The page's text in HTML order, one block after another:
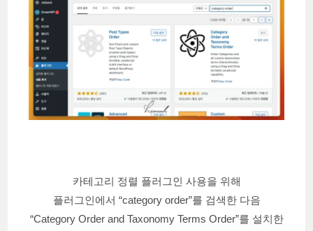
카테고리 정렬 플러그인 사용을 위해
플러그인에서 “category order”를 검색한 다음
“Category Order and Taxonomy Terms Order”를 설치한